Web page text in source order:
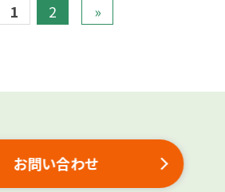
1 2 »
お問い合わせ